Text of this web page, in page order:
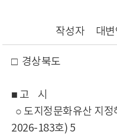
작성자
대
□ 경상북도
■ 고 시
○ 도지정문화유산 지정
2026-183호) 5